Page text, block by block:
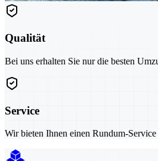
Qualität
Bei uns erhalten Sie nur die besten
Service
Wir bieten Ihnen einen Rundum-